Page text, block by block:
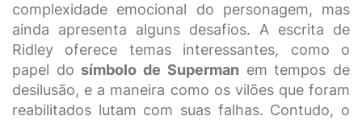
complexidade emocional do personagem, mas
ainda apresenta alguns desafios. A escrita de
Ridley oferece temas interessantes, como o
papel dosímbolo de Superman em tempos de
desilusão, e a maneira como os vilões que foram
reabilitados lutam com suas falhas. Contudo, o